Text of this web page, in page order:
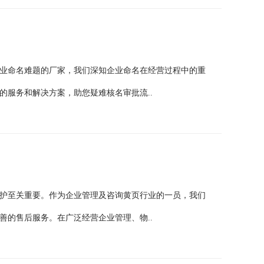
命名难题的厂家，我们深知企业命名在经营过程中的重
服务和解决方案，助您疑难核名审批流..
至关重要。作为企业管理及咨询黄页行业的一员，我们
的售后服务。在广泛经营企业管理、物..